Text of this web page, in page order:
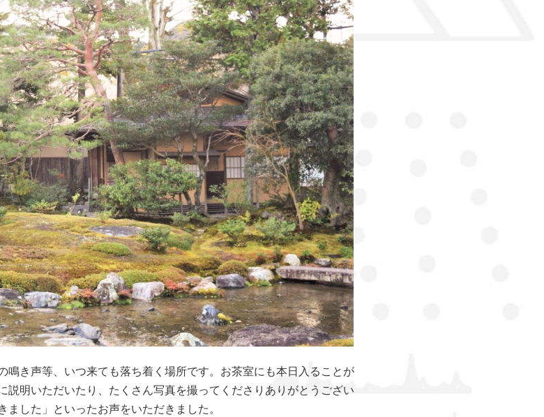
鳴き声等、いつ来ても落ち着く場所です。お茶室にも本日入ることが
説明いただいたり、たくさん写真を撮ってくださりありがとうござい
した」といったお声をいただきました。